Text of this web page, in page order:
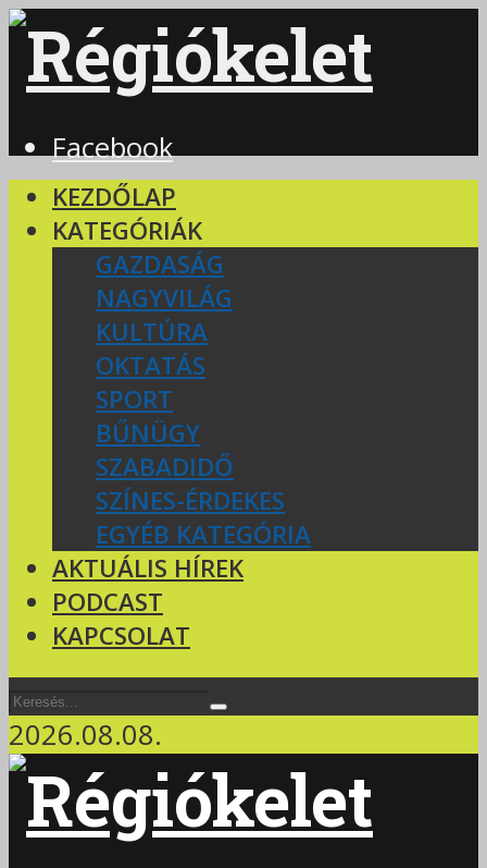
Facebook
KEZDŐLAP
KATEGÓRIÁK
GAZDASÁG
NAGYVILÁG
KULTÚRA
OKTATÁS
SPORT
BŰNÜGY
SZABADIDŐ
SZÍNES-ÉRDEKES
EGYÉB KATEGÓRIA
AKTUÁLIS HÍREK
PODCAST
KAPCSOLAT
2026.08.08.